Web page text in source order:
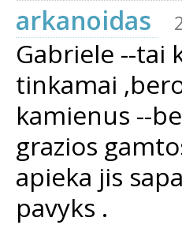
arkanoidas
Gabriele --tai
tinkamai
kamienus --
grazios
apieka jis
pavyks .